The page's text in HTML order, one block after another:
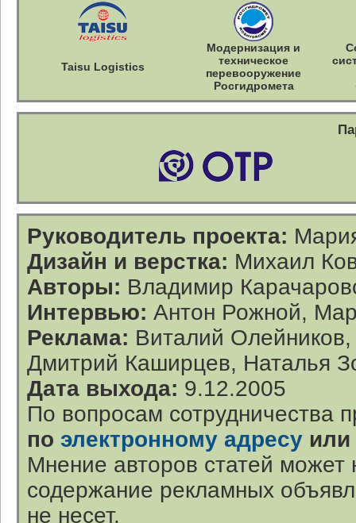
Taisu Logistics
Модернизация и
техническое
перевооружение
Росгидромета
Руководитель проекта:
Дизайн и верстка: Михаил
Авторы: Владимир
Интервью: Антон Рожной,
Реклама: Виталий
Дмитрий Каширцев, Наталья
Дата выхода: 9.12.2005
По вопросам сотрудничества
по электронному адресу
Мнение авторов статей может
содержание рекламных
не несет.